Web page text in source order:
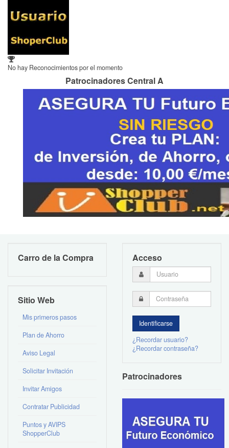
No hay Reconocimientos por el momento
Patrocinadores Central A
Carro de la Compra
Sitio Web
Mis primeros pasos
Plan de Ahorro
Aviso Legal
Solicitar Invitación
Invitar Amigos
Contratar Publicidad
Puntos y AVIPS
ShopperClub
Acceso
¿Recordar usuario?
¿Recordar contraseña?
Patrocinadores